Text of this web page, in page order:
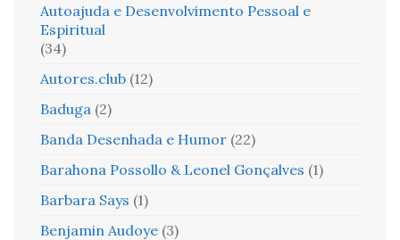
Autoajuda e Desenvolvimento Pessoal e
Espiritual
(34)
Autores.club (12)
Baduga (2)
Banda Desenhada e Humor (22)
Barahona Possollo & Leonel Gonçalves (1)
Barbara Says (1)
Benjamin Audoye (3)